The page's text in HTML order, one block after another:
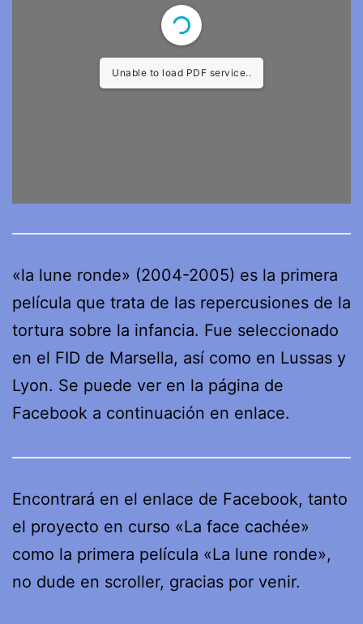
Unable to load PDF service..
«la lune ronde» (2004-2005) es la primera
película que trata de las repercusiones de la
tortura sobre la infancia. Fue seleccionado
en el FID de Marsella, así como en Lussas y
Lyon. Se puede ver en la página de
Facebook a continuación en enlace.
Encontrará en el enlace de Facebook, tanto
el proyecto en curso «La face cachée»
como la primera película «La lune ronde»,
no dude en scroller, gracias por venir.